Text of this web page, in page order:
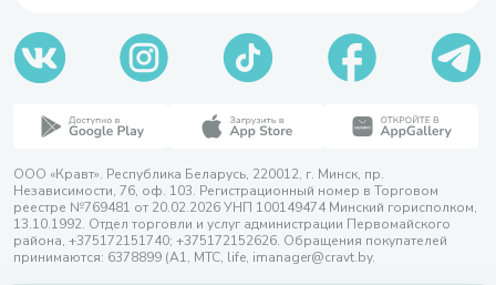
ООО «Кравт». Республика Беларусь, 220012, г. Минск, пр.
Независимости, 76, оф. 103. Регистрационный номер в Торговом
реестре №769481 от 20.02.2026 УНП 100149474 Минский горисполком,
13.10.1992. Отдел торговли и услуг администрации Первомайского
района, +375172151740; +375172152626. Обращения покупателей
принимаются: 6378899 (А1, МТС, life, imanager@cravt.by.